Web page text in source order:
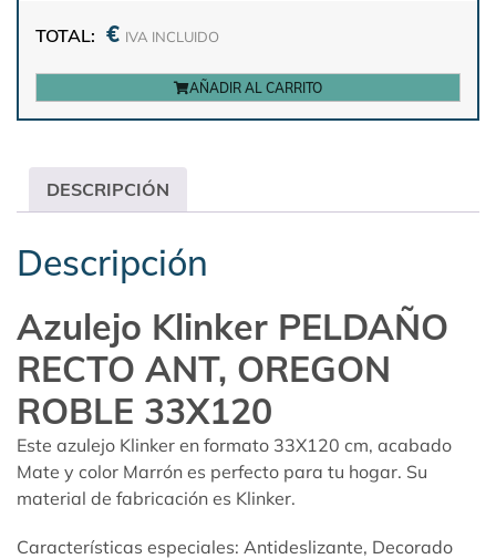
TOTAL: € IVA INCLUIDO
AÑADIR AL CARRITO
DESCRIPCIÓN
Descripción
Azulejo Klinker PELDAÑO
RECTO ANT, OREGON
ROBLE 33X120
Este azulejo Klinker en formato 33X120 cm, acabado
Mate y color Marrón es perfecto para tu hogar. Su
material de fabricación es Klinker.
Características especiales: Antideslizante, Decorado